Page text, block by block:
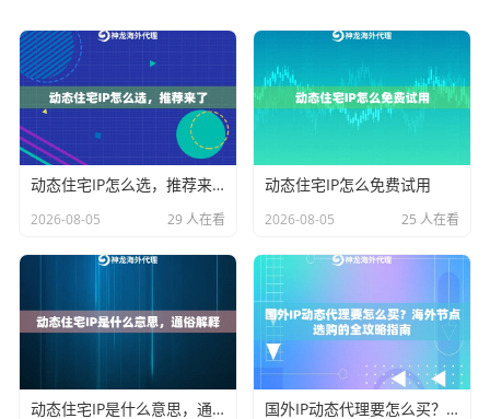
旦被目标网站封禁，就彻底失效。而动态代理IP会定期
或按需更换，一个IP被限制，可以自动切换到池中的下
一个，持续性和安全性更高。对于需要长时间、大规模
作业的任务，动态代理IP几乎是必备选项。
重视IP的纯净度与类型：
并非所有代理IP都生而平等。
数据中心IP成本低、速度快，但容易被识别和封锁。住
为更像普通用户，因此在访问要求严格的网站时成功率
更高。根据你的业务需求选择合适的类型至关重要。
一个庞大且不断更新的IP池是
稳定性的保障。池子越大，意味着可用的IP资源越多，
动态住宅IP怎么选，推荐来了
2026-08-05 29 人在看
动态住宅IP怎么免费试用
2026-08-05 25 人在看
动态住宅IP是什么意思，通俗解释 国外IP动态代理要怎么买？海外节点选购的全攻略指南